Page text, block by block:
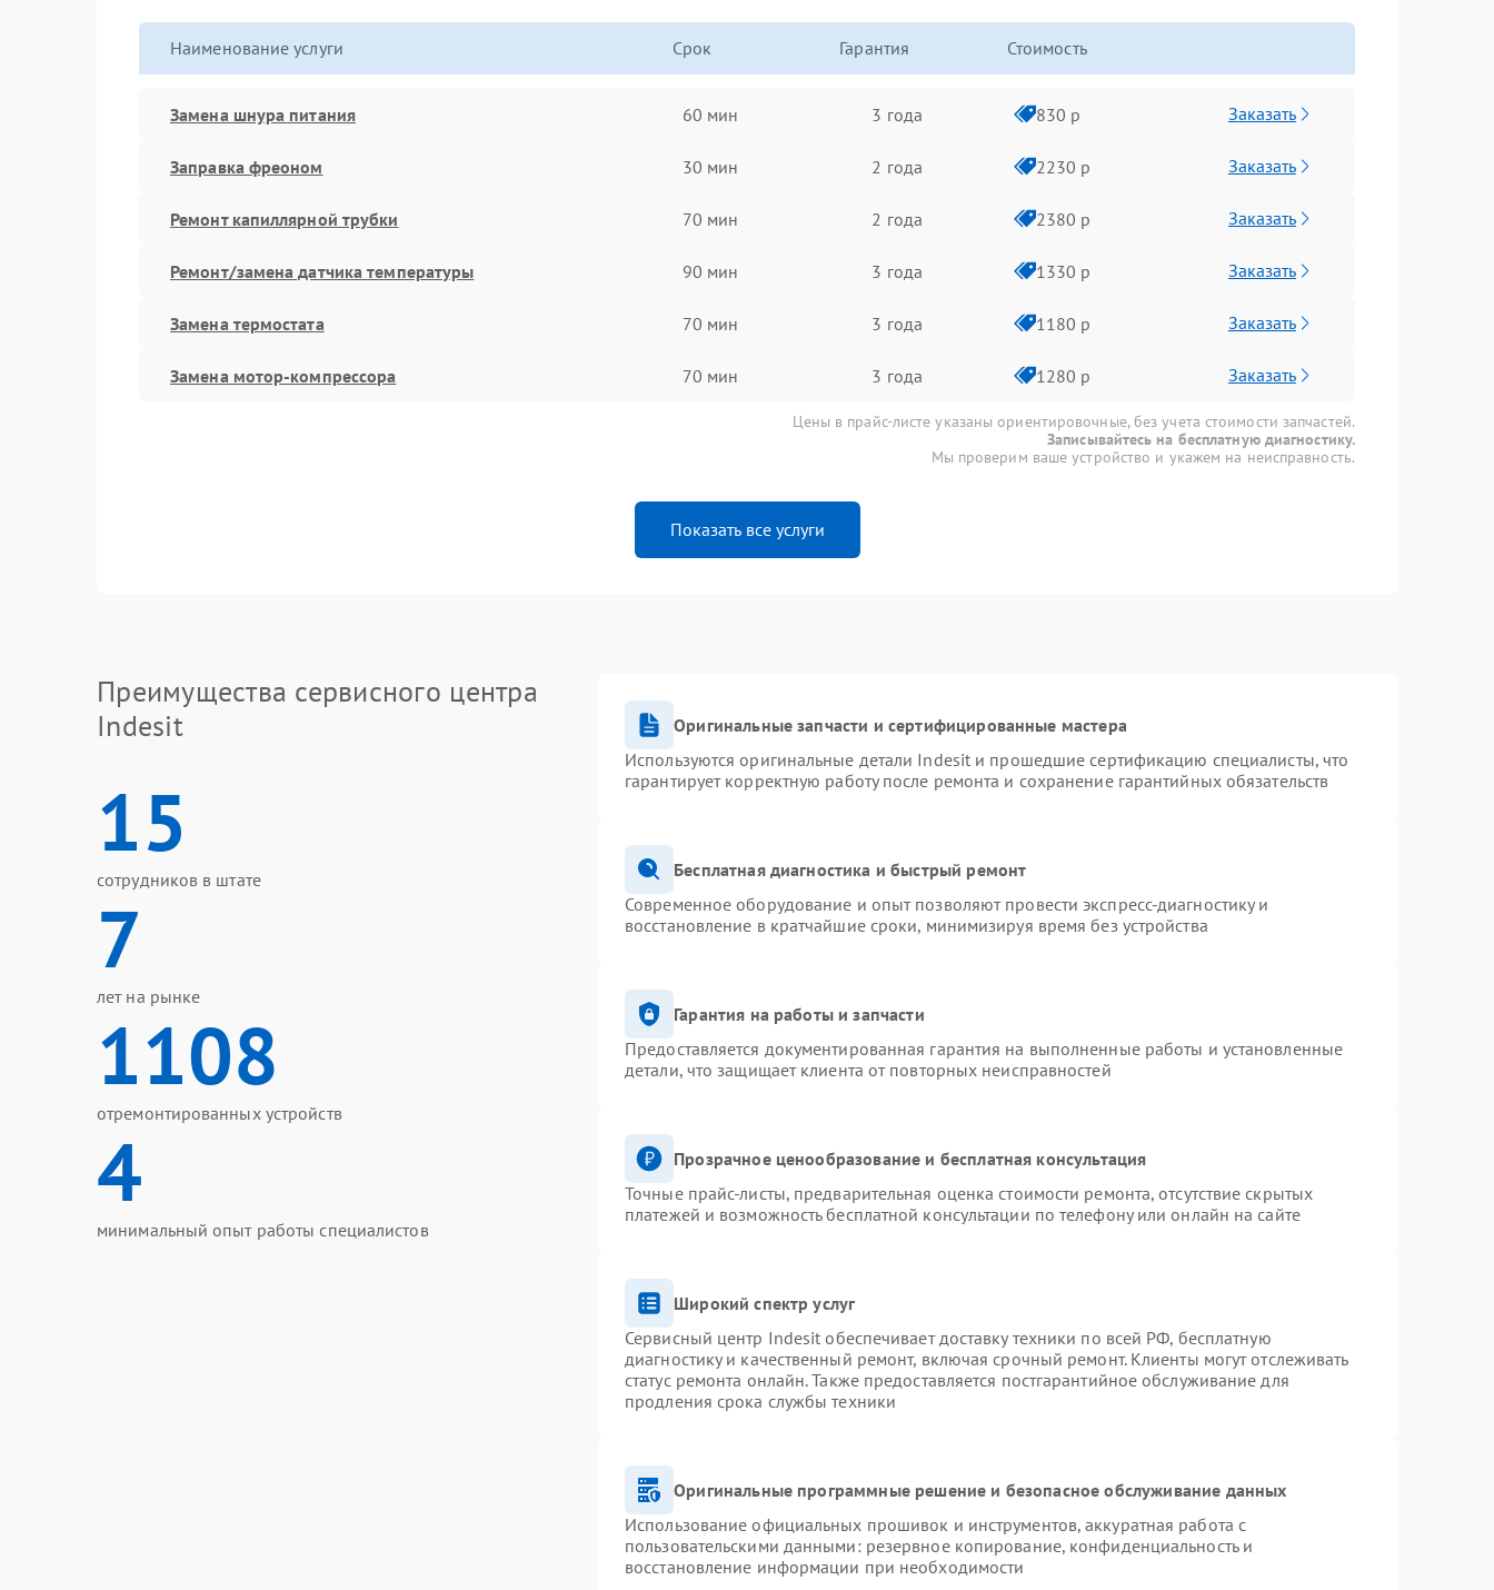
Наименование услуги Срок Гарантия Стоимость
Замена шнура питания 60 мин 3 года 830 р Заказать
Заправка фреоном 30 мин 2 года 2230 р Заказать
Ремонт капиллярной трубки 70 мин 2 года 2380 р Заказать
Ремонт/замена датчика температуры 90 мин 3 года 1330 р Заказать
Замена термостата 70 мин 3 года 1180 р Заказать
Замена мотор-компрессора 70 мин 3 года 1280 р Заказать
Цены в прайс-листе указаны ориентировочные, без учета стоимости запчастей.
Записывайтесь на бесплатную диагностику.
Мы проверим ваше устройство и укажем на неисправность.
Показать все услуги
Преимущества сервисного центра
Indesit
15
сотрудников в штате
7
лет на рынке
1108
отремонтированных устройств
4
минимальный опыт работы специалистов
Оригинальные запчасти и сертифицированные мастера
Используются оригинальные детали Indesit и прошедшие сертификацию специалисты, что
гарантирует корректную работу после ремонта и сохранение гарантийных обязательств
Бесплатная диагностика и быстрый ремонт
Современное оборудование и опыт позволяют провести экспресс-диагностику и
восстановление в кратчайшие сроки, минимизируя время без устройства
Гарантия на работы и запчасти
Предоставляется документированная гарантия на выполненные работы и установленные
детали, что защищает клиента от повторных неисправностей
Прозрачное ценообразование и бесплатная консультация
Точные прайс-листы, предварительная оценка стоимости ремонта, отсутствие скрытых
платежей и возможность бесплатной консультации по телефону или онлайн на сайте
Широкий спектр услуг
Сервисный центр Indesit обеспечивает доставку техники по всей РФ, бесплатную
диагностику и качественный ремонт, включая срочный ремонт. Клиенты могут отслеживать
статус ремонта онлайн. Также предоставляется постгарантийное обслуживание для
продления срока службы техники
Оригинальные программные решение и безопасное обслуживание данных
Использование официальных прошивок и инструментов, аккуратная работа с
пользовательскими данными: резервное копирование, конфиденциальность и
восстановление информации при необходимости